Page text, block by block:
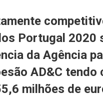
Portugal 2020
da Agência
AD&C tendo
milhões de